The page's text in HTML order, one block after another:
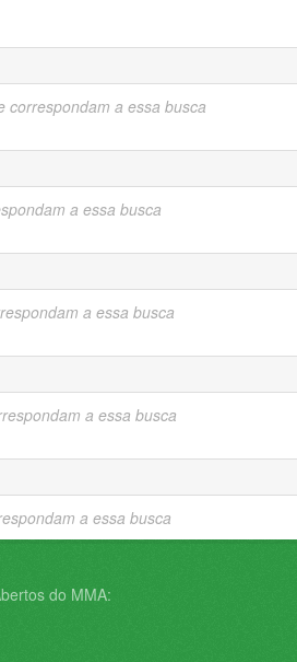
correspondam a essa busca
a essa busca
a essa busca
a essa busca
a essa busca
do MMA: